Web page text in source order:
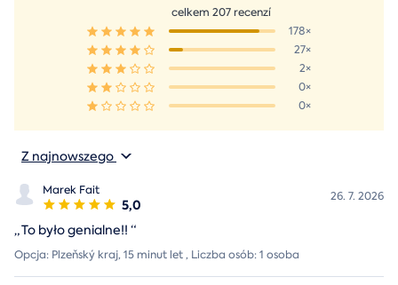
celkem 207 recenzí
178×
27×
2×
0×
0×
Z najnowszego
Marek Fait
5,0 26. 7. 2026
„To było genialne!! “
Opcja: Plzeňský kraj, 15 minut let , Liczba osób: 1 osoba